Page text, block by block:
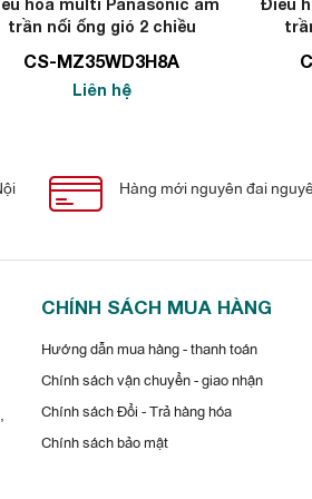
Panasonic cho phép duy trì nhiệt độ
trần CS-MZ60WB4H8A
Inverter không chỉ có khả năng duy trì
hòa multi Panasonic âm
trần nối ống gió 2 chiều
CS-MZ35WD3H8A
Liên hệ
Điều
Hàng mới nguyên đai
CHÍNH SÁCH MUA HÀNG
Hướng dẫn mua hàng - thanh toán
Chính sách vận chuyển - giao nhận
Chính sách Đổi - Trả hàng hóa
Chính sách bảo mật